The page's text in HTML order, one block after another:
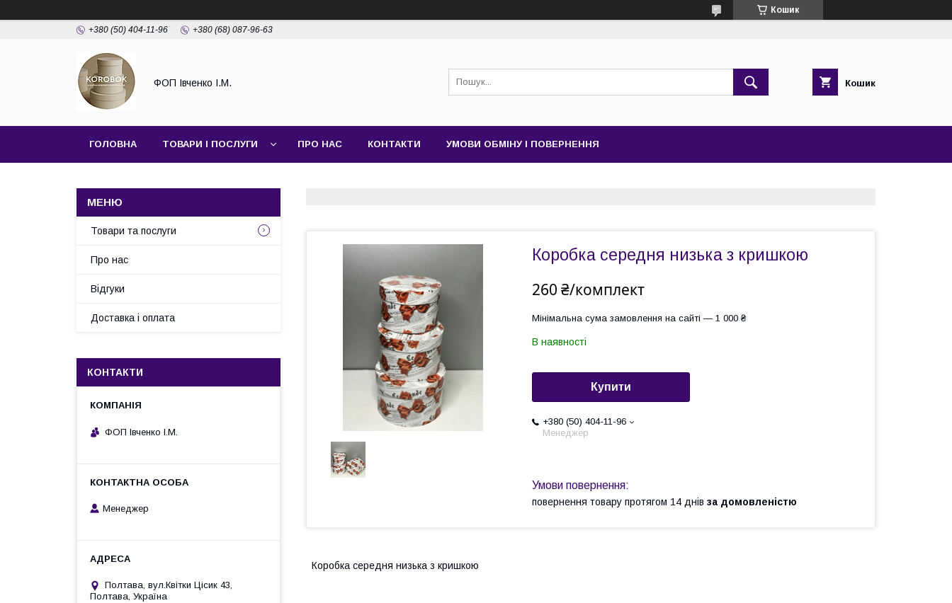
Кошик
+380 (50) 404-11-96 +380 (68) 087-96-63
ФОП Івченко І.М. Кошик
ГОЛОВНА ТОВАРИ І ПОСЛУГИ ПРО НАС КОНТАКТИ УМОВИ ОБМІНУ І ПОВЕРНЕННЯ
Коробка середня низька з кришкою
260 ₴/комплект
Мінімальна сума замовлення на сайті — 1 000 ₴
В наявності
Купити
+380 (50) 404-11-96
Менеджер
повернення товару протягом 14 днів за домовленістю
Коробка середня низька з кришкою
Товари та послуги
Про нас
Відгуки
Доставка і оплата
КОНТАКТИ
ФОП Івченко І.М.
Менеджер
Полтава, вул.Квітки Цісик 43,
Полтава, Україна